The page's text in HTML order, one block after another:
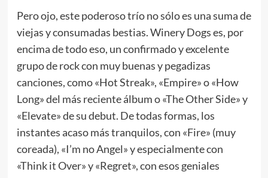
Pero ojo, este poderoso trío no sólo es una suma de
viejas y consumadas bestias. Winery Dogs es, por
encima de todo eso, un confirmado y excelente
grupo de rock con muy buenas y pegadizas
canciones, como «Hot Streak», «Empire» o «How
Long» del más reciente álbum o «The Other Side» y
«Elevate» de su debut. De todas formas, los
instantes acaso más tranquilos, con «Fire» (muy
coreada), «I’m no Angel» y especialmente con
«Think it Over» y «Regret», con esos geniales